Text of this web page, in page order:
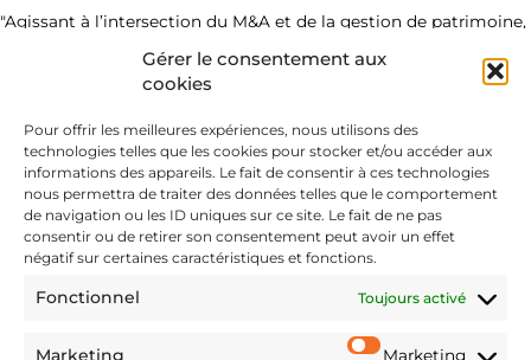
Gérer le consentement aux
cookies
Pour offrir les meilleures expériences, nous utilisons des
technologies telles que les cookies pour stocker et/ou accéder aux
informations des appareils. Le fait de consentir à ces technologies
nous permettra de traiter des données telles que le comportement
de navigation ou les ID uniques sur ce site. Le fait de ne pas
consentir ou de retirer son consentement peut avoir un effet
négatif sur certaines caractéristiques et fonctions.
Fonctionnel Toujours activé
Marketing Marketing
"Agissant à l’intersection du M&A et de la gestion de patrimoine,
l’expertise d’Outmatch Invest au service de leurs stratégies
financières de long terme."
CONTACT VOIR LE PROFIL